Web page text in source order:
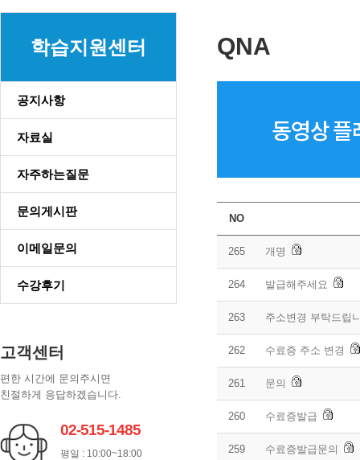
학습지원센터
공지사항
자료실
자주하는질문
문의게시판
이메일문의
수강후기
고객센터
편한 시간에 문의주시면
친절하게 응답하겠습니다.
02-515-1485
평일 : 10:00~18:00
QNA
NO
265 개명
264 발급해주세요
263 주소변경 부탁드립
262 수료증 주소 변경
261 문의
260 수료증발급
259 수료증발급문의